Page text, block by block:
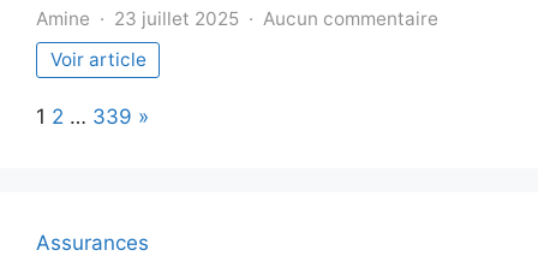
Amine 23 juillet 2025 Aucun commentaire
Voir article
Page:
1 2 … 339 Next
»
Assurances